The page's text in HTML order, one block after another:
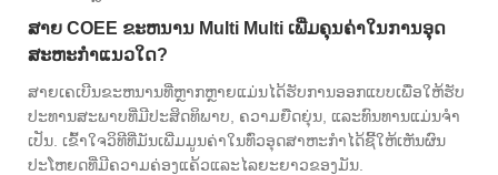
ສາຍ COEE ຂະຫນານ Multi Multi ເພີ່ມຄຸນຄ່າໃນການອຸດ
ສະຫະກໍາແນວໃດ?
ສາຍເຄເບີນຂະຫນານທີ່ຫຼາກຫຼາຍແມ່ນໄດ້ຮັບການອອກແບບເພື່ອໃຫ້ຮັບ
ປະທານສະພາບທີ່ມີປະສິດທິພາບ, ຄວາມຍືດຍຸ່ນ, ແລະທົນທານແມ່ນຈໍາ
ເປັນ. ເຂົ້າໃຈວິທີທີ່ມັນເພີ່ມມູນຄ່າໃນທົ່ວອຸດສາຫະກໍາໄດ້ຊີ້ໃຫ້ເຫັນຜົນ
ປະໂຫຍດທີ່ມີຄວາມຄ່ອງແຄ້ວແລະໄລຍະຍາວຂອງມັນ.